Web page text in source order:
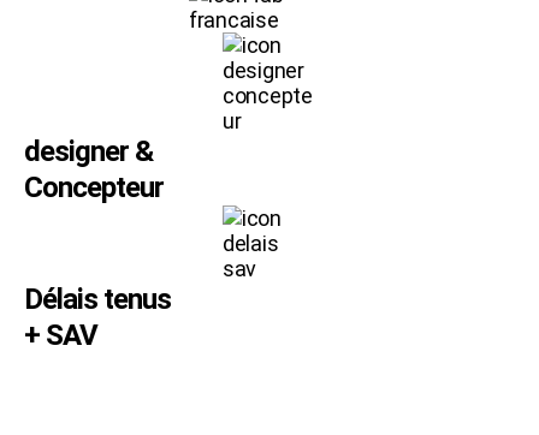
designer &
Concepteur
Délais tenus
+ SAV